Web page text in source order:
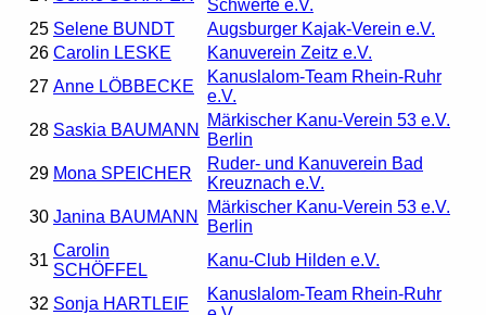
Schwerte e.V.
25 Selene BUNDT
Augsburger Kajak-Verein e.V.
26 Carolin LESKE
Kanuverein Zeitz e.V.
27 Anne LÖBBECKE
Kanuslalom-Team Rhein-Ruhr
e.V.
28 Saskia BAUMANN
Märkischer Kanu-Verein 53 e.V.
Berlin
29 Mona SPEICHER
Ruder- und Kanuverein Bad
Kreuznach e.V.
30 Janina BAUMANN
Märkischer Kanu-Verein 53 e.V.
Berlin
31
Carolin
SCHÖFFEL
Kanu-Club Hilden e.V.
32 Sonja HARTLEIF
Kanuslalom-Team Rhein-Ruhr